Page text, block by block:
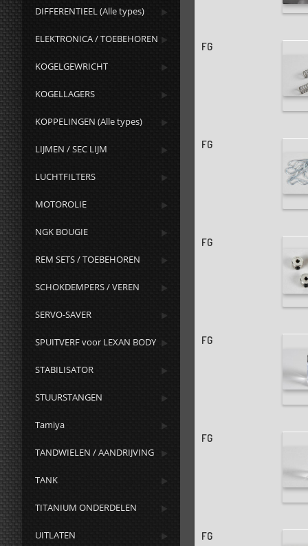
DIFFERENTIEEL (Alle types)
ELEKTRONICA / TOEBEHOREN
KOGELGEWRICHT
KOGELLAGERS
KOPPELINGEN (Alle types)
LIJMEN / SEC LIJM
LUCHTFILTERS
MOTOROLIE
NGK BOUGIE
REM SETS / TOEBEHOREN
SCHOKDEMPERS / VEREN
SERVO-SAVER
SPUITVERF voor LEXAN BODY
STABILISATOR
STUURSTANGEN
Tamiya
TANDWIELEN / AANDRIJVING
TANK
TITANIUM ONDERDELEN
UITLATEN
FG
FG
FG
FG
FG
FG